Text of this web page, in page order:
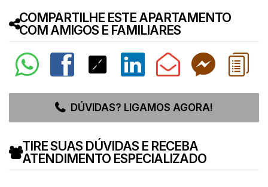
COMPARTILHE ESTE APARTAMENTO
COM AMIGOS E FAMILIARES
DÚVIDAS? LIGAMOS AGORA!
TIRE SUAS DÚVIDAS E RECEBA
ATENDIMENTO ESPECIALIZADO